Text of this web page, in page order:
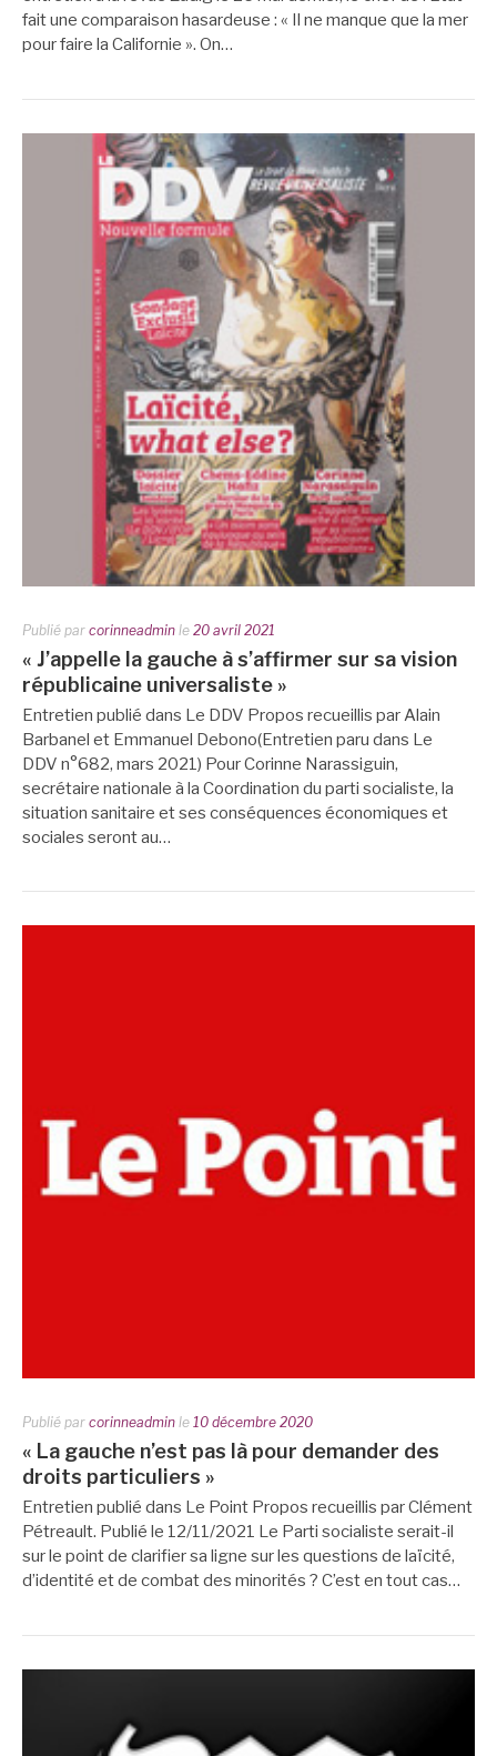
fait une comparaison hasardeuse : « Il ne manque que la mer
pour faire la Californie ». On…
Publié par corinneadmin le 20 avril 2021
« J’appelle la gauche à s’affirmer sur sa vision
républicaine universaliste »
Entretien publié dans Le DDV Propos recueillis par Alain
Barbanel et Emmanuel Debono(Entretien paru dans Le
DDV n°682, mars 2021) Pour Corinne Narassiguin,
secrétaire nationale à la Coordination du parti socialiste, la
situation sanitaire et ses conséquences économiques et
sociales seront au…
Publié par corinneadmin le 10 décembre 2020
« La gauche n’est pas là pour demander des
droits particuliers »
Entretien publié dans Le Point Propos recueillis par Clément
Pétreault. Publié le 12/11/2021 Le Parti socialiste serait-il
sur le point de clarifier sa ligne sur les questions de laïcité,
d’identité et de combat des minorités ? C’est en tout cas…